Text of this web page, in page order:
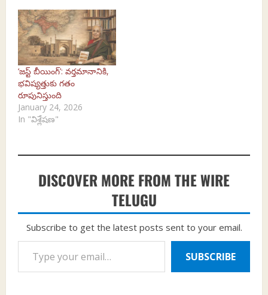
‘జస్ట్ బీయింగ్’: వర్తమానానికి,
భవిష్యత్తుకు గతం
రూపునిస్తుంది
January 24, 2026
In "విశ్లేషణ"
DISCOVER MORE FROM THE WIRE
TELUGU
Subscribe to get the latest posts sent to your email.
Type your email…
SUBSCRIBE